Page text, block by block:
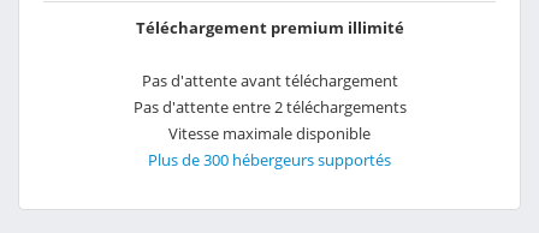
Téléchargement premium illimité
Pas d'attente avant téléchargement
Pas d'attente entre 2 téléchargements
Vitesse maximale disponible
Plus de 300 hébergeurs supportés